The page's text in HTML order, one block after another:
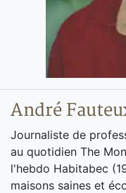
André
Journaliste de
au quotidien The
l'hebdo Habitabec
maisons saines et